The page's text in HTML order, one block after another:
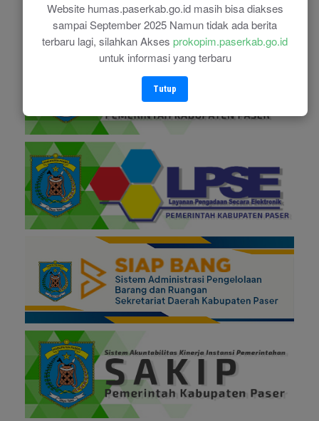
Website humas.paserkab.go.id masih bisa diakses
sampai September 2025 Namun tidak ada berita
terbaru lagi, silahkan Akses prokopim.paserkab.go.id
untuk informasi yang terbaru
Tutup